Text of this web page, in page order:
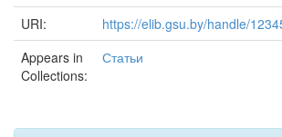
URI:
https://elib.gsu.by/handle/
Appears in
Collections:
Статьи